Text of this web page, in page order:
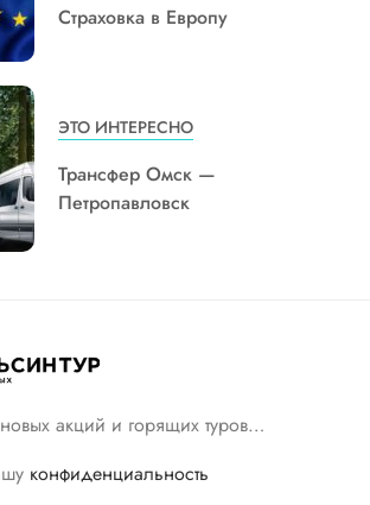
Страховка в Европу
ЭТО ИНТЕРЕСНО
Трансфер Омск —
Петропавловск
новых акций и горящих туров…
конфиденциальность